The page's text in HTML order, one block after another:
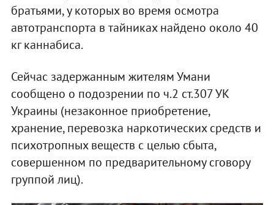
братьями, у которых во время осмотра
автотранспорта в тайниках найдено около 40
кг каннабиса.
Сейчас задержанным жителям Умани
сообщено о подозрении по ч.2 ст.307 УК
Украины (незаконное приобретение,
хранение, перевозка наркотических средств и
психотропных веществ с целью сбыта,
совершенном по предварительному сговору
группой лиц).